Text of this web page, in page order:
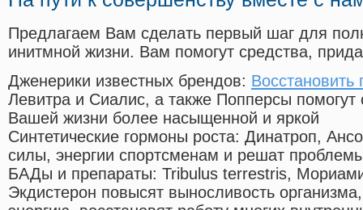
Предлагаем Вам сделать первый шаг для
инитмной жизни. Вам помогут средства,
Дженерики известных брендов:
Левитра и Сиалис, а также Попперсы помогут
Вашей жизни более насыщенной и яркой
Синтетические гормоны роста: Динатроп,
силы, энергии спортсменам и решат
БАДы и препараты: Tribulus terrestris,
Экдистерон повысят выносливость